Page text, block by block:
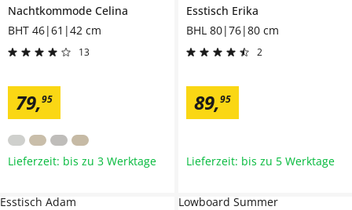
Nachtkommode Celina
BHT 46|61|42 cm
13
79,95
Lieferzeit: bis zu 3 Werktage
Esstisch Erika
BHL 80|76|80 cm
2
89,95
Lieferzeit: bis zu 5 Werktage
Esstisch Adam Lowboard Summer